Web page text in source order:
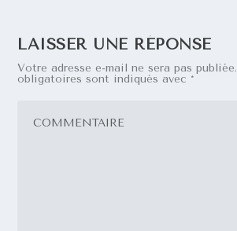
LAISSER UNE RÉPONSE
Votre adresse e-mail ne sera pas publiée.
obligatoires sont indiqués avec *